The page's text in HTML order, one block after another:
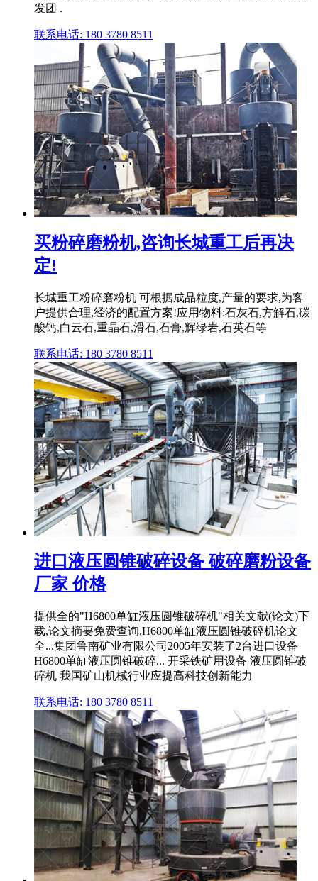
发团 .
联系电话: 180 3780 8511
买粉碎磨粉机,咨询长城重工后再决
定!
长城重工粉碎磨粉机 可根据成品粒度,产量的要求,为客
户提供合理,经济的配置方案!应用物料:石灰石,方解石,碳
酸钙,白云石,重晶石,滑石,石膏,辉绿岩,石英石等
联系电话: 180 3780 8511
进口液压圆锥破碎设备 破碎磨粉设备
厂家 价格
提供全的"H6800单缸液压圆锥破碎机"相关文献(论文)下
载,论文摘要免费查询,H6800单缸液压圆锥破碎机论文
全...集团鲁南矿业有限公司2005年安装了2台进口设备
H6800单缸液压圆锥破碎... 开采铁矿用设备 液压圆锥破
碎机 我国矿山机械行业应提高科技创新能力
联系电话: 180 3780 8511